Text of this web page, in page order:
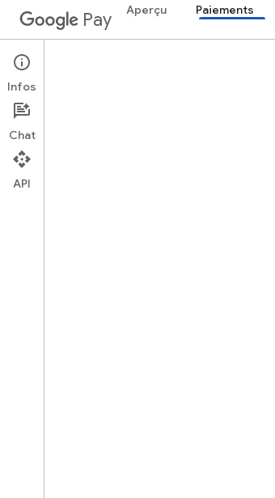
Pay Aperçu Paiements
Google Pay for Payments
Accueil
Infos
Chat
API